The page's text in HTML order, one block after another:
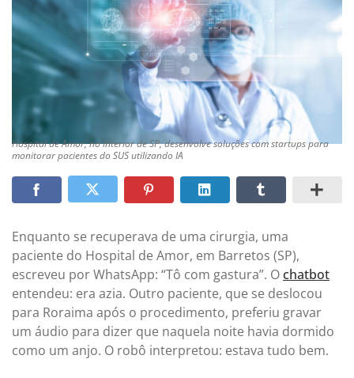
Hospital de Amor, no interior de SP, desenvolve soluções com startups para
monitorar pacientes do SUS utilizando IA
Enquanto se recuperava de uma cirurgia, uma
paciente do Hospital de Amor, em Barretos (SP),
escreveu por WhatsApp: “Tô com gastura”. Ochatbot
entendeu: era azia. Outro paciente, que se deslocou
para Roraima após o procedimento, preferiu gravar
um áudio para dizer que naquela noite havia dormido
como um anjo. O robô interpretou: estava tudo bem.